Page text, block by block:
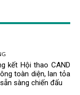
kết Hội thao CAND
toàn diện, lan tỏa
sàng chiến đấu